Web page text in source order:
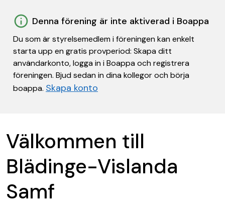
Denna förening är inte aktiverad i Boappa
Du som är styrelsemedlem i föreningen kan enkelt
starta upp en gratis provperiod: Skapa ditt
användarkonto, logga in i Boappa och registrera
föreningen. Bjud sedan in dina kollegor och börja
boappa. Skapa konto
Välkommen till
Blädinge-Vislanda
Samf